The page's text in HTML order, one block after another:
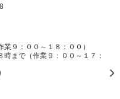
９：００～１８：００）
まで（作業９：００～１７：